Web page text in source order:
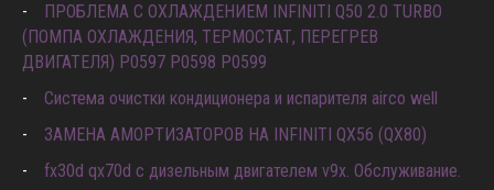
ПРОБЛЕМА С ОХЛАЖДЕНИЕМ INFINITI Q50 2.0 TURBO
(ПОМПА ОХЛАЖДЕНИЯ, ТЕРМОСТАТ, ПЕРЕГРЕВ
ДВИГАТЕЛЯ) P0597 P0598 P0599
Система очистки кондиционера и испарителя airco well
ЗАМЕНА АМОРТИЗАТОРОВ НА INFINITI QX56 (QX80)
fx30d qx70d с дизельным двигателем v9x. Обслуживание.